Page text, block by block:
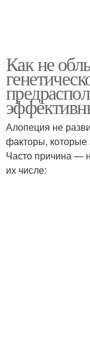
Как не
Алопеция не
факторы, которые
Часто причина —
их числе: